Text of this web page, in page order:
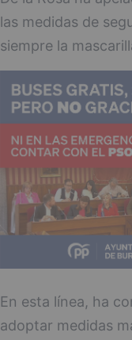
las medidas de
siempre la
En esta línea, ha
adoptar medidas